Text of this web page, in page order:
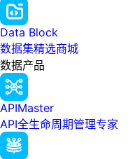
Data Block
数据集精选商城
数据产品
APIMaster
API全生命周期管理专家